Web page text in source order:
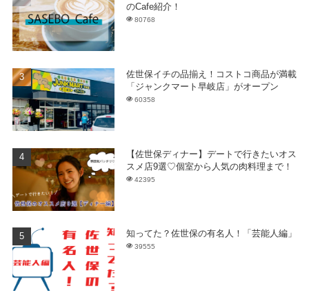
のCafe紹介！
80768
佐世保イチの品揃え！コストコ商品が満載
「ジャンクマート早岐店」がオープン
60358
【佐世保ディナー】デートで行きたいオス
スメ店9選♡個室から人気の肉料理まで！
42395
知ってた？佐世保の有名人！「芸能人編」
39555